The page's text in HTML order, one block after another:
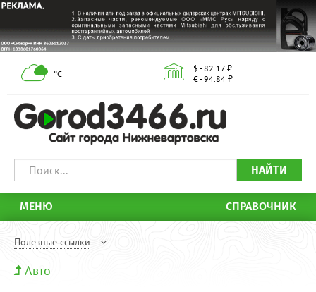
°С
$ - 82.17 ₽
€ - 94.84 ₽
НАЙТИ
МЕНЮ СПРАВОЧНИК
Полезные ссылки
Авто